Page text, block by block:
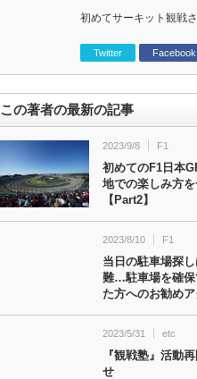
初めてサーキット観戦
Twitter Facebook
この著者の最新の記事
2023/9/8 F1
初めてのF1日本
地での楽しみ方を
【Part2】
2023/8/10 F1
当日の駐車場探
難…駐車場を確保
た方へのお勧め
2023/5/31 etc
『観戦塾』活動
せ